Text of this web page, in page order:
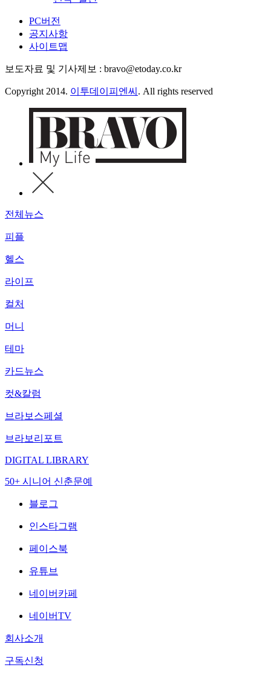
PC버전
공지사항
사이트맵
보도자료 및 기사제보 : bravo@etoday.co.kr
Copyright 2014. 이투데이피엔씨 . All rights reserved
전체뉴스
피플
헬스
라이프
컬처
머니
테마
카드뉴스
컷&칼럼
브라보스페셜
브라보리포트
DIGITAL LIBRARY
50+ 시니어 신춘문예
블로그
인스타그램
페이스북
유튜브
네이버카페
네이버TV
회사소개
구독신청